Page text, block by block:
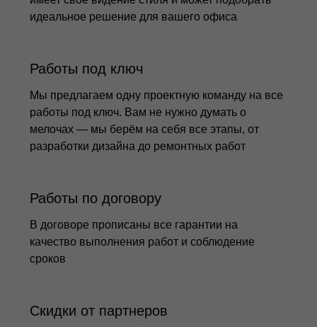
идеальное решение для вашего офиса
Работы под ключ
Мы предлагаем одну проектную команду на все
работы под ключ. Вам не нужно думать о
мелочах — мы берём на себя все этапы, от
разработки дизайна до ремонтных работ
Работы по договору
В договоре прописаны все гарантии на
качество выполнения работ и соблюдение
сроков
Скидки от партнеров